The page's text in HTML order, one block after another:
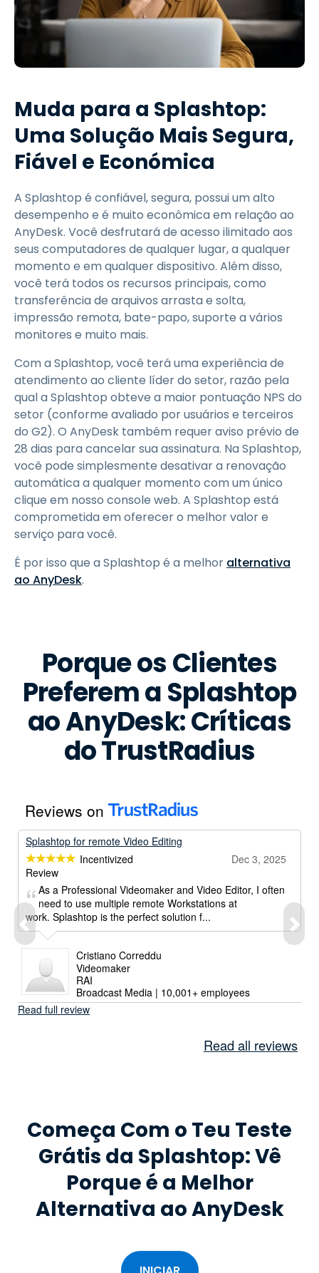
Muda para a Splashtop:
Uma Solução Mais Segura,
Fiável e Económica
A Splashtop é confiável, segura, possui um alto
desempenho e é muito econômica em relação ao
AnyDesk. Você desfrutará de acesso ilimitado aos
seus computadores de qualquer lugar, a qualquer
momento e em qualquer dispositivo. Além disso,
você terá todos os recursos principais, como
transferência de arquivos arrasta e solta,
impressão remota, bate-papo, suporte a vários
monitores e muito mais.
Com a Splashtop, você terá uma experiência de
atendimento ao cliente líder do setor, razão pela
qual a Splashtop obteve a maior pontuação NPS do
setor (conforme avaliado por usuários e terceiros
do G2). O AnyDesk também requer aviso prévio de
28 dias para cancelar sua assinatura. Na Splashtop,
você pode simplesmente desativar a renovação
automática a qualquer momento com um único
clique em nosso console web. A Splashtop está
comprometida em oferecer o melhor valor e
serviço para você.
É por isso que a Splashtop é a melhor alternativa
ao AnyDesk.
Porque os Clientes
Preferem a Splashtop
ao AnyDesk: Críticas
do TrustRadius
Reviews on
Splashtop for remote Video Editing
Incentivized
Review
Dec 3, 2025
As a Professional Videomaker and Video Editor, I often
need to use multiple remote Workstations at
work. Splashtop is the perfect solution f...
Cristiano Correddu
Videomaker
RAI
Broadcast Media | 10,001+ employees
Read full review
Read all reviews
Começa Com o Teu Teste
Grátis da Splashtop: Vê
Porque é a Melhor
Alternativa ao AnyDesk